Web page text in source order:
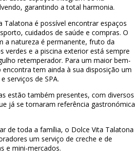
garantindo a total harmonia.
Talatona é possível encontrar espaços
cuidados de saúde e compras. O
a natureza é permanente, fruto da
verdes e a piscina exterior está sempre
retemperador. Para um maior bem-
tem ainda à sua disposição um
serviços de SPA.
estão também presentes, com diversos
já se tornaram referência gastronómica
de toda a família, o Dolce Vita Talatona
um serviço de creche e de
e mini-mercados.